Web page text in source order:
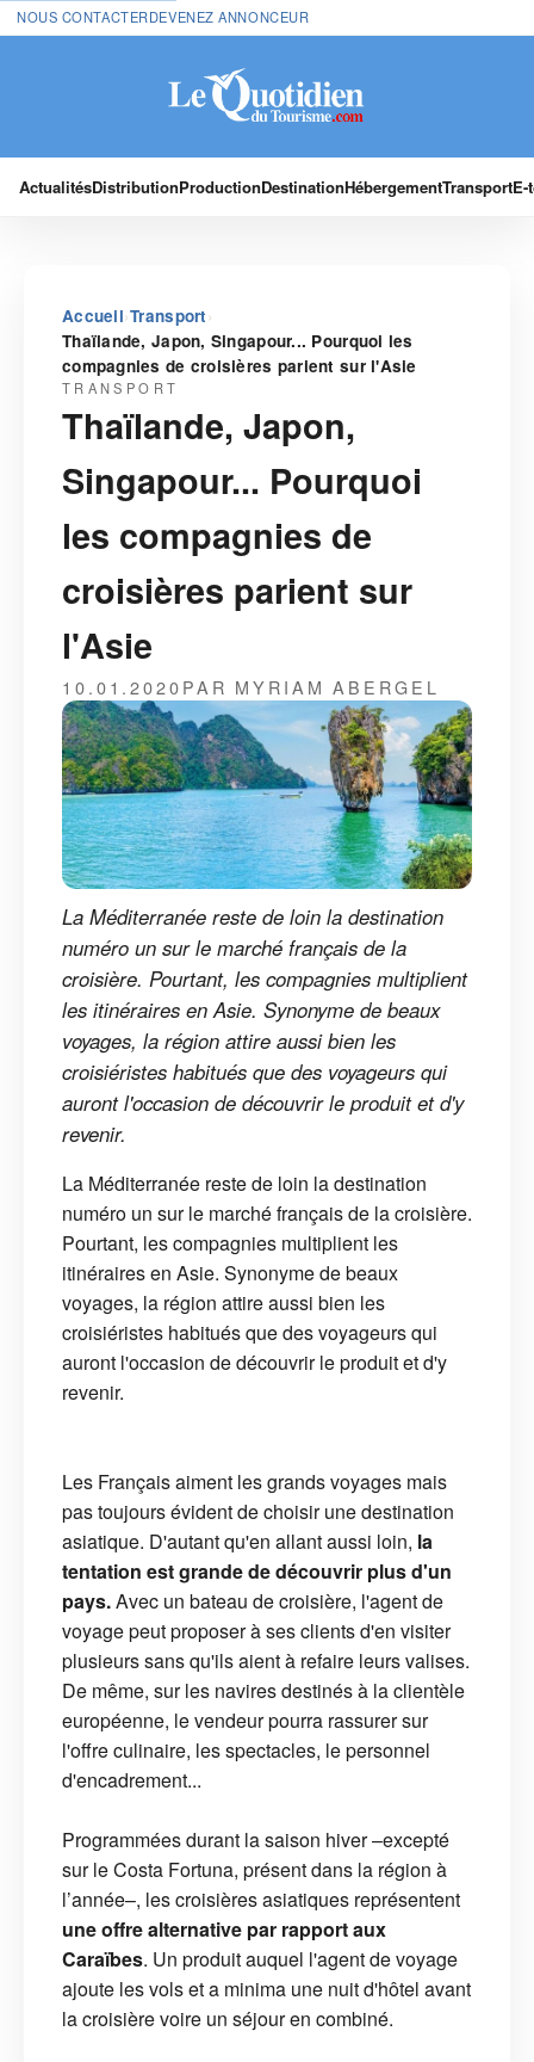
NOUS CONTACTERDEVENEZ ANNONCEUR
ActualitésDistributionProductionDestinationHébergementTransport
Accueil›Transport ›
Thaïlande, Japon, Singapour... Pourquoi les
compagnies de croisières parient sur l'Asie
TRANSPORT
Thaïlande, Japon,
Singapour... Pourquoi
les compagnies de
croisières parient sur
l'Asie
10.01.2020PAR MYRIAM ABERGEL
La Méditerranée reste de loin la destination
numéro un sur le marché français de la
croisière. Pourtant, les compagnies multiplient
les itinéraires en Asie. Synonyme de beaux
voyages, la région attire aussi bien les
croisiéristes habitués que des voyageurs qui
auront l'occasion de découvrir le produit et d'y
revenir.
La Méditerranée reste de loin la destination
numéro un sur le marché français de la croisière.
Pourtant, les compagnies multiplient les
itinéraires en Asie. Synonyme de beaux
voyages, la région attire aussi bien les
croisiéristes habitués que des voyageurs qui
auront l'occasion de découvrir le produit et d'y
revenir.
Les Français aiment les grands voyages mais
pas toujours évident de choisir une destination
asiatique. D'autant qu'en allant aussi loin, la
tentation est grande de découvrir plus d'un
pays.Avec un bateau de croisière, l'agent de
voyage peut proposer à ses clients d'en visiter
plusieurs sans qu'ils aient à refaire leurs valises.
De même, sur les navires destinés à la clientèle
européenne, le vendeur pourra rassurer sur
l'offre culinaire, les spectacles, le personnel
d'encadrement...
Programmées durant la saison hiver –excepté
sur le Costa Fortuna, présent dans la région à
l’année–, les croisières asiatiques représentent
une offre alternative par rapport aux
Caraïbes. Un produit auquel l'agent de voyage
ajoute les vols et a minima une nuit d'hôtel avant
la croisière voire un séjour en combiné.